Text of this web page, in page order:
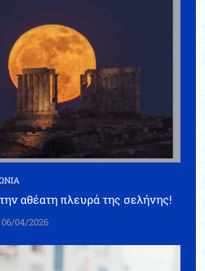
αθέατη πλευρά της σελήνης!
06/04/2026